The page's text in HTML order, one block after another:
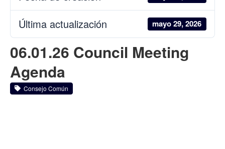
Última actualización mayo 29, 2026
06.01.26 Council Meeting
Agenda
Consejo Común